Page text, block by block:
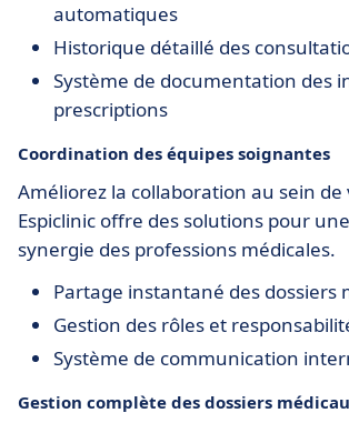
automatiques
Historique détaillé des
Système de documentation des
prescriptions
Coordination des équipes soignantes
Améliorez la collaboration au sein
Espiclinic offre des solutions pour
synergie des professions médicales.
Partage instantané des dossiers
Gestion des rôles et
Système de communication
Gestion complète des dossiers